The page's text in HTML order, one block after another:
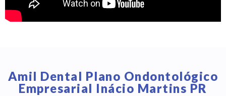
Amil Dental Plano Ondontológico
Empresarial Inácio Martins PR